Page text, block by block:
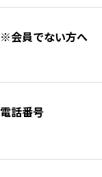
※会員でない方へ
電話番号